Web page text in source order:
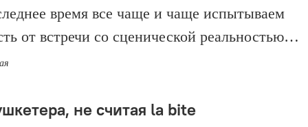
время все чаще и чаще испытываем
от встречи со сценической реальностью…
не считая la bite